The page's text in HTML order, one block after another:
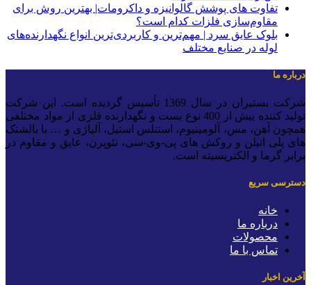
تفاوت های پوشش گالوانیزه و داکرومات| بهترین روش برای
مقاوم‌سازی فلزات کدام است؟
بلوک عایق سرد | مهم‌ترین و کاربردی‌ترین انواع نگهدارنده‌های
لوله در صنایع مختلف
ما
شرکت بستیران در سال 1369 تأسیس گردیده است. این شرکت
تولید کننده بیش از 400 نوع بست و نگهدارنده فلزی از مواد مختلفی
آهن، مس، آلومینیوم، استنلس استیل، آلیاژی و … با بالشتک
پلی اتیلن و روکش های پی-وی-سی، نئوپرن، عایق و مقاوم در
گرما و الکتریسیته است.
سریع
خانه
درباره ما
محصولات
تماس با ما
اخبار